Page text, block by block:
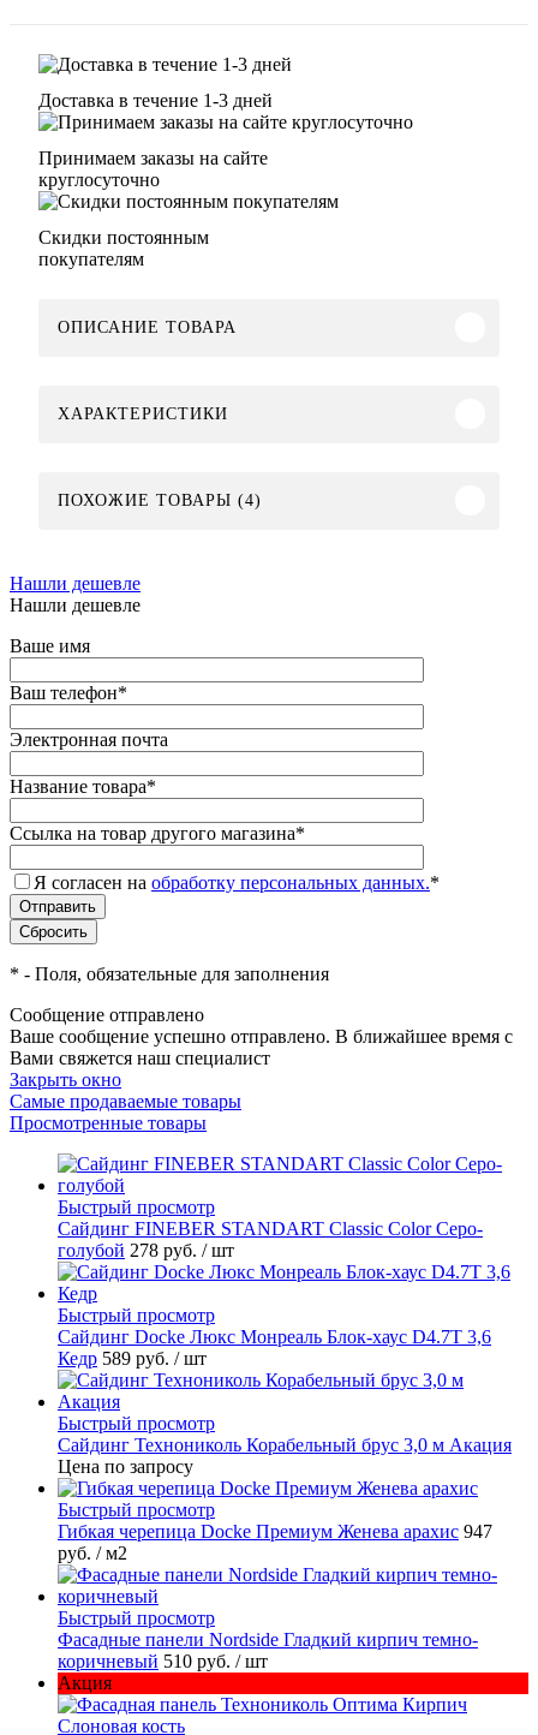
Доставка в течение 1-3 дней
Принимаем заказы на сайте
круглосуточно
Скидки постоянным
покупателям
ОПИСАНИЕ ТОВАРА
ХАРАКТЕРИСТИКИ
ПОХОЖИЕ ТОВАРЫ (4)
Нашли дешевле
Нашли дешевле
Ваше имя
Ваш телефон*
Электронная почта
Название товара*
Ссылка на товар другого магазина*
Я согласен на обработку персональных данных.*
* - Поля, обязательные для заполнения
Сообщение отправлено
Ваше сообщение успешно отправлено. В ближайшее время с
Вами свяжется наш специалист
Закрыть окно
Самые продаваемые товары
Просмотренные товары
Быстрый просмотр
Cайдинг FINEBER STANDART Classic Color Серо-
голубой 278 руб. / шт
Быстрый просмотр
Сайдинг Docke Люкс Монреаль Блок-хаус D4.7T 3,6
Кедр 589 руб. / шт
Быстрый просмотр
Сайдинг Технониколь Корабельный брус 3,0 м Акация
Цена по запросу
Быстрый просмотр
Гибкая черепица Docke Премиум Женева арахис 947
руб. / м2
Быстрый просмотр
Фасадные панели Nordside Гладкий кирпич темно-
коричневый 510 руб. / шт
Акция